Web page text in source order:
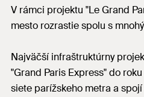
V rámci projektu "Le Grand
mesto rozrastie spolu s
Najväčší infraštruktúrny
"Grand Paris Express" do
siete parížskeho metra a